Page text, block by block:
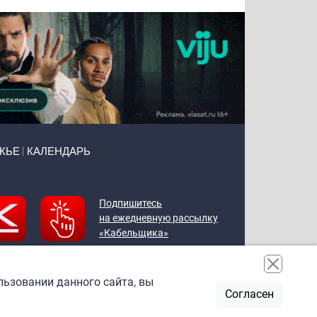
КАЛЕНДАРЬ
Подпишитесь
на ежедневную рассылку
«Кабельщика»
данного сайта, вы
Согласен